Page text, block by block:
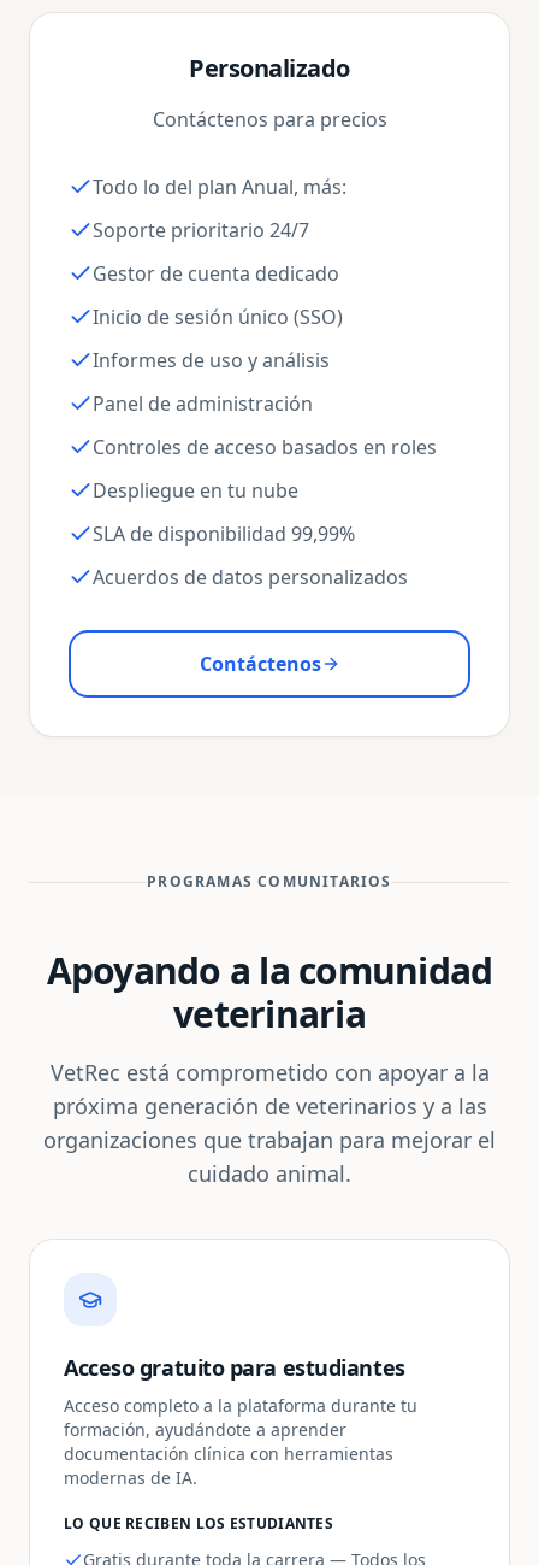
Personalizado
Contáctenos para precios
Todo lo del plan Anual, más:
Soporte prioritario 24/7
Gestor de cuenta dedicado
Inicio de sesión único (SSO)
Informes de uso y análisis
Panel de administración
Controles de acceso basados en roles
Despliegue en tu nube
SLA de disponibilidad 99,99%
Acuerdos de datos personalizados
Contáctenos
PROGRAMAS COMUNITARIOS
Apoyando a la comunidad
veterinaria
VetRec está comprometido con apoyar a la
próxima generación de veterinarios y a las
organizaciones que trabajan para mejorar el
cuidado animal.
Acceso gratuito para estudiantes
Acceso completo a la plataforma durante tu
formación, ayudándote a aprender
documentación clínica con herramientas
modernas de IA.
LO QUE RECIBEN LOS ESTUDIANTES
Gratis durante toda la carrera — Todos los